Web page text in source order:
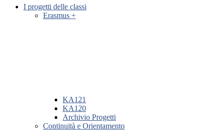
I progetti delle classi
Erasmus +
KA121
KA120
Archivio Progetti
Continuità e Orientamento